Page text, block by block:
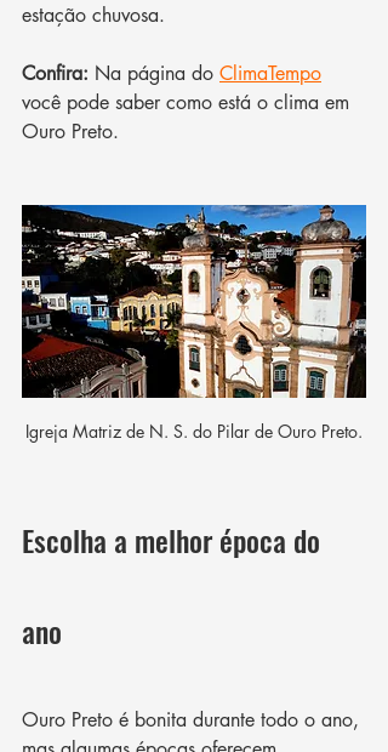
estação chuvosa.
Confira: Na página do ClimaTempo
você pode saber como está o clima em
Ouro Preto.
Igreja Matriz de N. S. do Pilar de Ouro Preto.
Escolha a melhor época do
ano
Ouro Preto é bonita durante todo o ano,